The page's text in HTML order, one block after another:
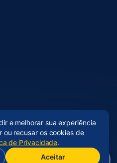
reservados
(abre em nova aba)
e melhorar sua experiência
ou recusar os cookies de
de Privacidade.
Aceitar